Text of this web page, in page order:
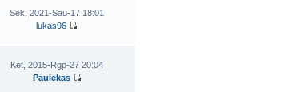
Sek, 2021-Sau-17 18:01
lukas96
Ket, 2015-Rgp-27 20:04
Paulekas